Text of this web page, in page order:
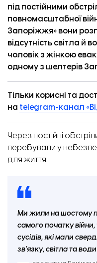
під постійними
повномасштабної
Запоріжжя» вони
відсутність світла й
чоловік з жінкою
одному з шелтерів
Тільки корисні та
на telegram-канал
Через постійні
перебували у
для життя.
Ми жили на шостому
самого початку війни,
сусідів, які мали
зв’язку, світла та